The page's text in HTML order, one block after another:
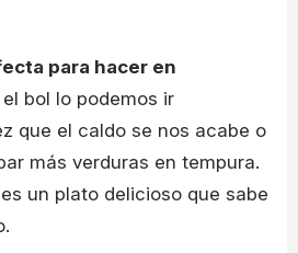
para hacer en
bol lo podemos ir
que el caldo se nos acabe o
más verduras en tempura.
un plato delicioso que sabe